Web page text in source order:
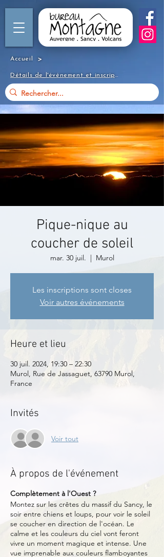
Accueil >
Détails de l'événement et inscription
Pique-nique au
coucher de soleil
mar. 30 juil.
  |
Murol
Les inscriptions sont closes
Voir autres événements
Heure et lieu
30 juil. 2024, 19:30 – 22:30
Murol, Rue de Jassaguet, 63790 Murol,
France
Invités
Voir tout
À propos de l'événement
Complètement à l'Ouest ?
Montez sur les crêtes du massif du Sancy, le
soir entre chiens et loups, pour voir le soleil
se coucher en direction de l'océan. Le
calme et les couleurs du ciel vont feront
vivre un moment magique et intense. Une
vue imprenable aux couleurs flamboyantes